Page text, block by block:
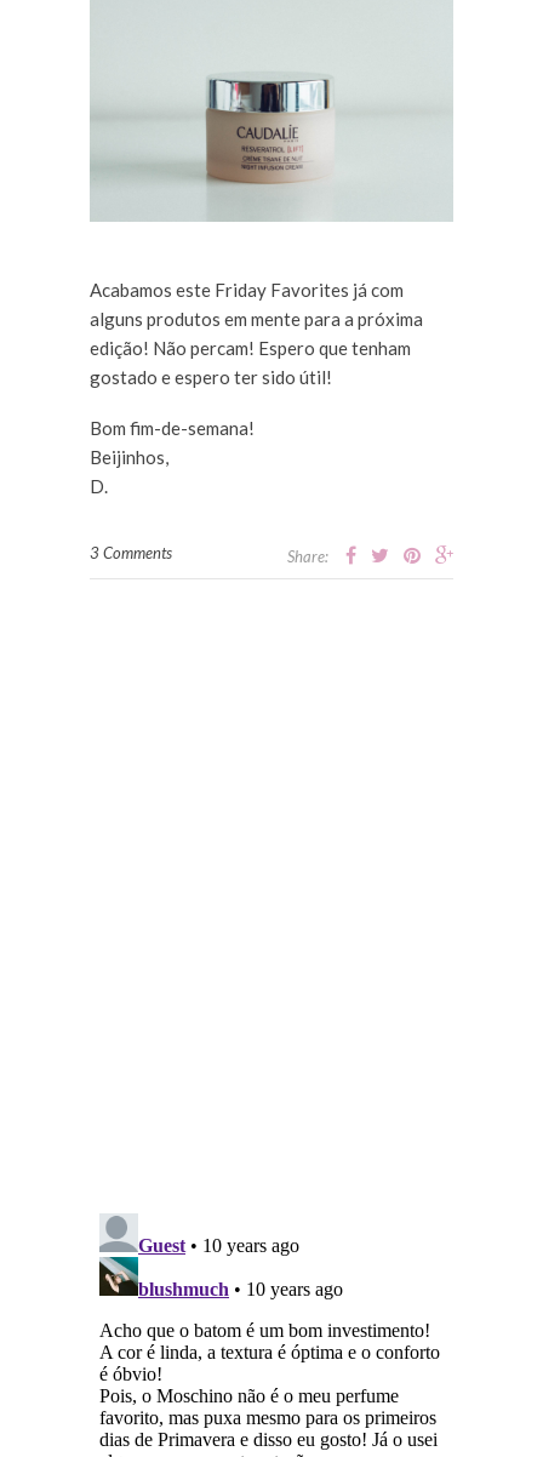
Acabamos este Friday Favorites já com
alguns produtos em mente para a próxima
edição! Não percam! Espero que tenham
gostado e espero ter sido útil!
Bom fim-de-semana!
Beijinhos,
D.
3 Comments Share: